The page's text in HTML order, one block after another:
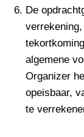
De
algemene
Organizer
opeisbaar,
te